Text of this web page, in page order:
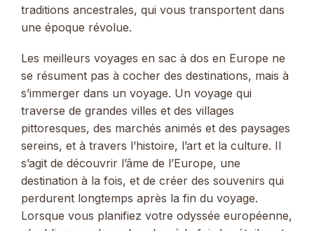
traditions ancestrales, qui vous transportent dans
une époque révolue.
Les meilleurs voyages en sac à dos en Europe ne
se résument pas à cocher des destinations, mais à
s’immerger dans un voyage. Un voyage qui
traverse de grandes villes et des villages
pittoresques, des marchés animés et des paysages
sereins, et à travers l’histoire, l’art et la culture. Il
s’agit de découvrir l’âme de l’Europe, une
destination à la fois, et de créer des souvenirs qui
perdurent longtemps après la fin du voyage.
Lorsque vous planifiez votre odyssée européenne,